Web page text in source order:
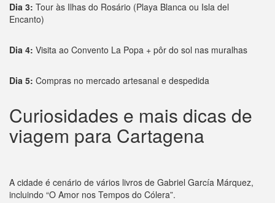
Dia 3: Tour às Ilhas do Rosário (Playa Blanca ou Isla del
Encanto)
Dia 4: Visita ao Convento La Popa + pôr do sol nas muralhas
Dia 5: Compras no mercado artesanal e despedida
Curiosidades e mais dicas de
viagem para Cartagena
A cidade é cenário de vários livros de Gabriel García Márquez,
incluindo “O Amor nos Tempos do Cólera”.